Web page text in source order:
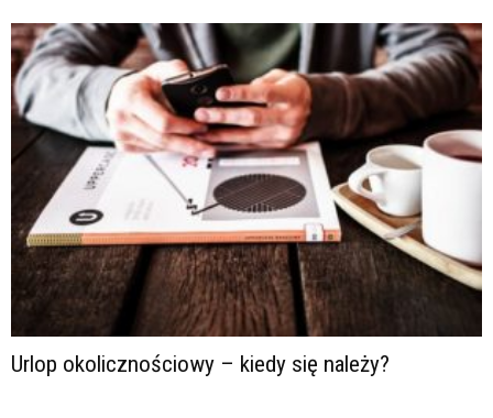
Urlop okolicznościowy – kiedy się należy?